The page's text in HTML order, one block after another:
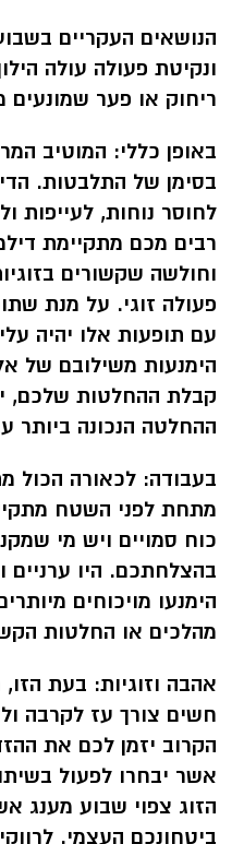
ריחוק או פער שמונעים
באופן כללי: המוטיב
בסימן של התלבטות.
לחוסר נוחות, לעייפות
רבים מכם מתקיימת
וחולשה שקשורים
פעולה זוגי. על מנת
עם תופעות אלו יהיה
הימנעות משילובם של
קבלת ההחלטות שלכם,
ההחלטה הנכונה ביותר
בעבודה: לכאורה הכול
מתחת לפני השטח
כוח סמויים ויש מי
בהצלחתכם. היו ערניים
הימנעו מויכוחים
מהלכים או החלטות
אהבה וזוגיות: בעת הזו,
חשים צורך עז לקרבה
הקרוב יזמן לכם את
אשר יבחרו לפעול
הזוג צפוי שבוע מענג
ביטחונכם העצמי.